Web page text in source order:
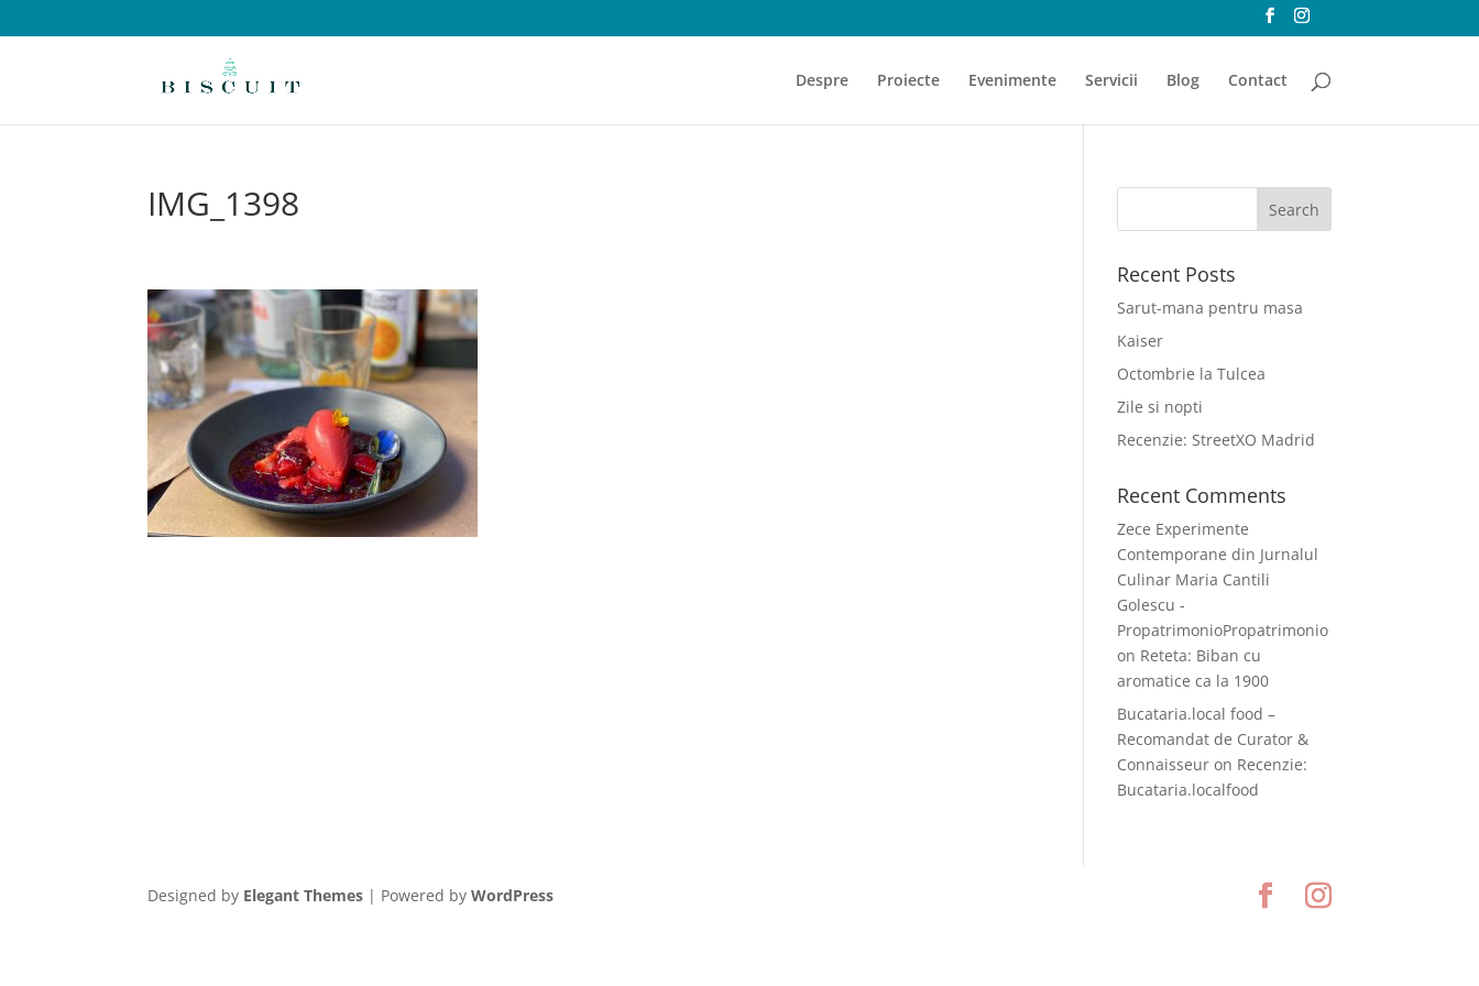
Despre Proiecte Evenimente Servicii Blog Contact
IMG_1398
Recent Posts
Sarut-mana pentru masa
Kaiser
Octombrie la Tulcea
Zile si nopti
Recenzie: StreetXO Madrid
Recent Comments
Zece Experimente
Contemporane din Jurnalul
Culinar Maria Cantili
Golescu -
PropatrimonioPropatrimonio
on Reteta: Biban cu
aromatice ca la 1900
Bucataria.local food –
Recomandat de Curator &
Connaisseur on Recenzie:
Bucataria.localfood
Designed by Elegant Themes | Powered byWordPress